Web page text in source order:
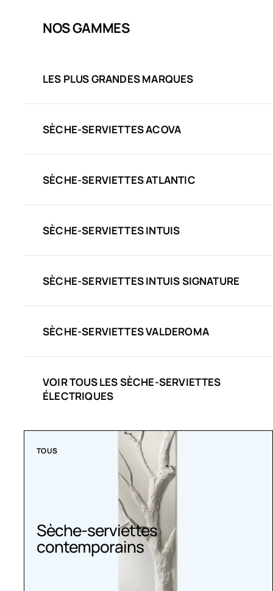
NOS GAMMES
LES PLUS GRANDES MARQUES
SÈCHE-SERVIETTES ACOVA
SÈCHE-SERVIETTES ATLANTIC
SÈCHE-SERVIETTES INTUIS
SÈCHE-SERVIETTES INTUIS SIGNATURE
SÈCHE-SERVIETTES VALDEROMA
VOIR TOUS LES SÈCHE-SERVIETTES
ÉLECTRIQUES
TOUS
Sèche serviette